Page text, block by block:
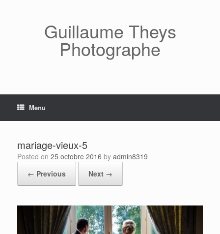
Guillaume Theys
Photographe
Menu
mariage-vieux-5
Posted on 25 octobre 2016 by admin8319
← Previous
Next →